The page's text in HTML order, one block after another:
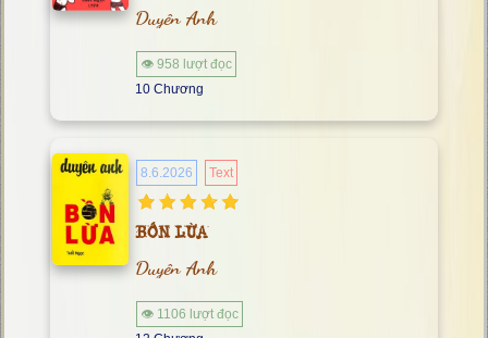
Duyên Anh
👁 958 lượt đọc
10 Chương
8.6.2026 Text
BỒN LỪA
Duyên Anh
👁 1106 lượt đọc